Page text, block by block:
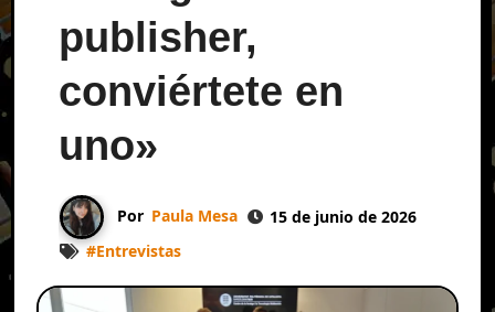
publisher,
conviértete en
uno»
Por Paula Mesa
15 de junio de 2026
#Entrevistas